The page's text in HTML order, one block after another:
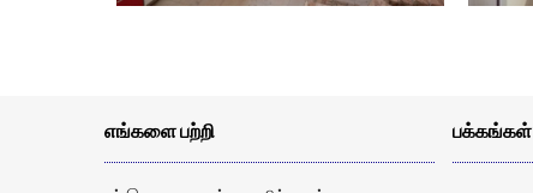
எங்களை பற்றி பக்கங்கள்